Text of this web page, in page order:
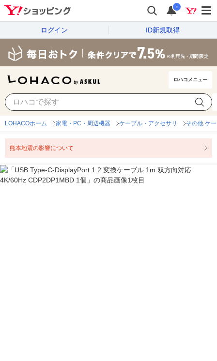
i
ログイン ID新規取得
ロハコメニュー
LOHACOホーム 家電・PC・周辺機器 ケーブル・アクセサリ その他 ケ
熊本地震の影響について